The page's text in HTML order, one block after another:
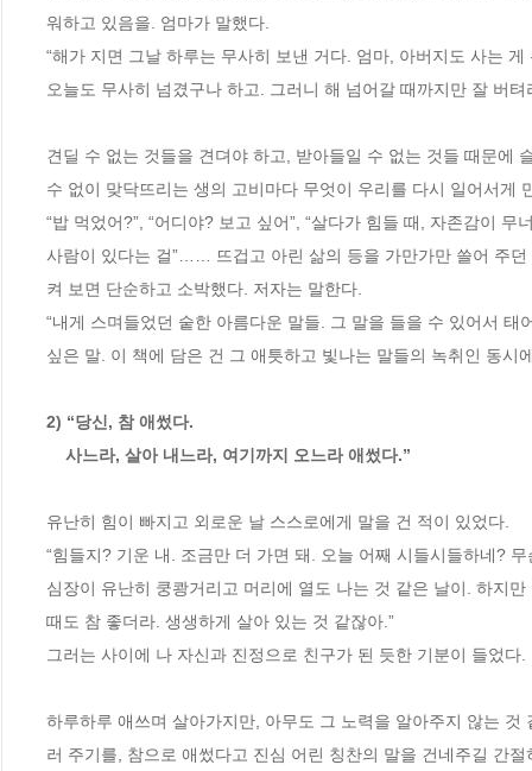
워하고 있음을. 엄마가 말했다.
“해가 지면 그날 하루는 무사히 보낸 거다. 엄마, 아버지도 사는
오늘도 무사히 넘겼구나 하고. 그러니 해 넘어갈 때까지만 잘 버
견딜 수 없는 것들을 견뎌야 하고, 받아들일 수 없는 것들 때문에
수 없이 맞닥뜨리는 생의 고비마다 무엇이 우리를 다시 일어서
“밥 먹었어?”, “어디야? 보고 싶어”, “살다가 힘들 때, 자존감이
사람이 있다는 걸”…… 뜨겁고 아린 삶의 등을 가만가만 쓸어 주
켜 보면 단순하고 소박했다. 저자는 말한다.
“내게 스며들었던 숱한 아름다운 말들. 그 말을 들을 수 있어서
싶은 말. 이 책에 담은 건 그 애틋하고 빛나는 말들의 녹취인 동시
2) “당신, 참 애썼다.
    사느라, 살아 내느라, 여기까지 오느라 애썼다.”
유난히 힘이 빠지고 외로운 날 스스로에게 말을 건 적이 있었다.
“힘들지? 기운 내. 조금만 더 가면 돼. 오늘 어째 시들시들하네?
심장이 유난히 쿵쾅거리고 머리에 열도 나는 것 같은 날이. 하지
때도 참 좋더라. 생생하게 살아 있는 것 같잖아.”
그러는 사이에 나 자신과 진정으로 친구가 된 듯한 기분이 들었
하루하루 애쓰며 살아가지만, 아무도 그 노력을 알아주지 않는
러 주기를, 참으로 애썼다고 진심 어린 칭찬의 말을 건네주길 간